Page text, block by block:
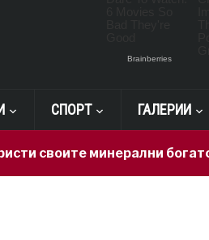
СПОРТ ГАЛЕРИИ
своите минерални богатства